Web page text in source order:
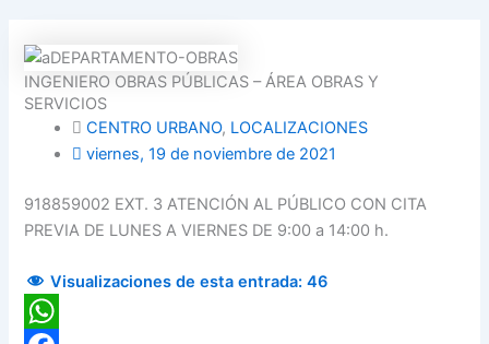
INGENIERO OBRAS PÚBLICAS – ÁREA OBRAS Y
SERVICIOS
CENTRO URBANO, LOCALIZACIONES
viernes, 19 de noviembre de 2021
918859002 EXT. 3 ATENCIÓN AL PÚBLICO CON CITA
PREVIA DE LUNES A VIERNES DE 9:00 a 14:00 h.
Visualizaciones de esta entrada: 46